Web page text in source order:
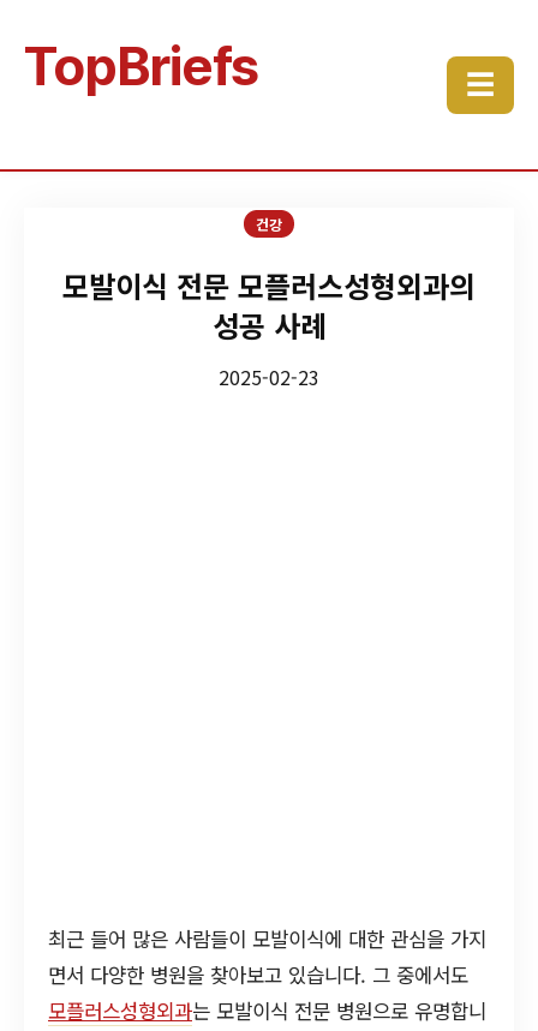
TopBriefs ☰
건강
모발이식 전문 모플러스성형외과의
성공 사례
2025-02-23
최근 들어 많은 사람들이 모발이식에 대한 관심을 가지
면서 다양한 병원을 찾아보고 있습니다. 그 중에서도
모플러스성형외과는 모발이식 전문 병원으로 유명합니